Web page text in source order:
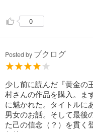
0
Posted by ブクログ
少し前に読んだ『黄金の
村さんの作品を購入。ま
に魅かれた。タイトルに
男女のお話。そして最後
た己の信念（？）を貫く